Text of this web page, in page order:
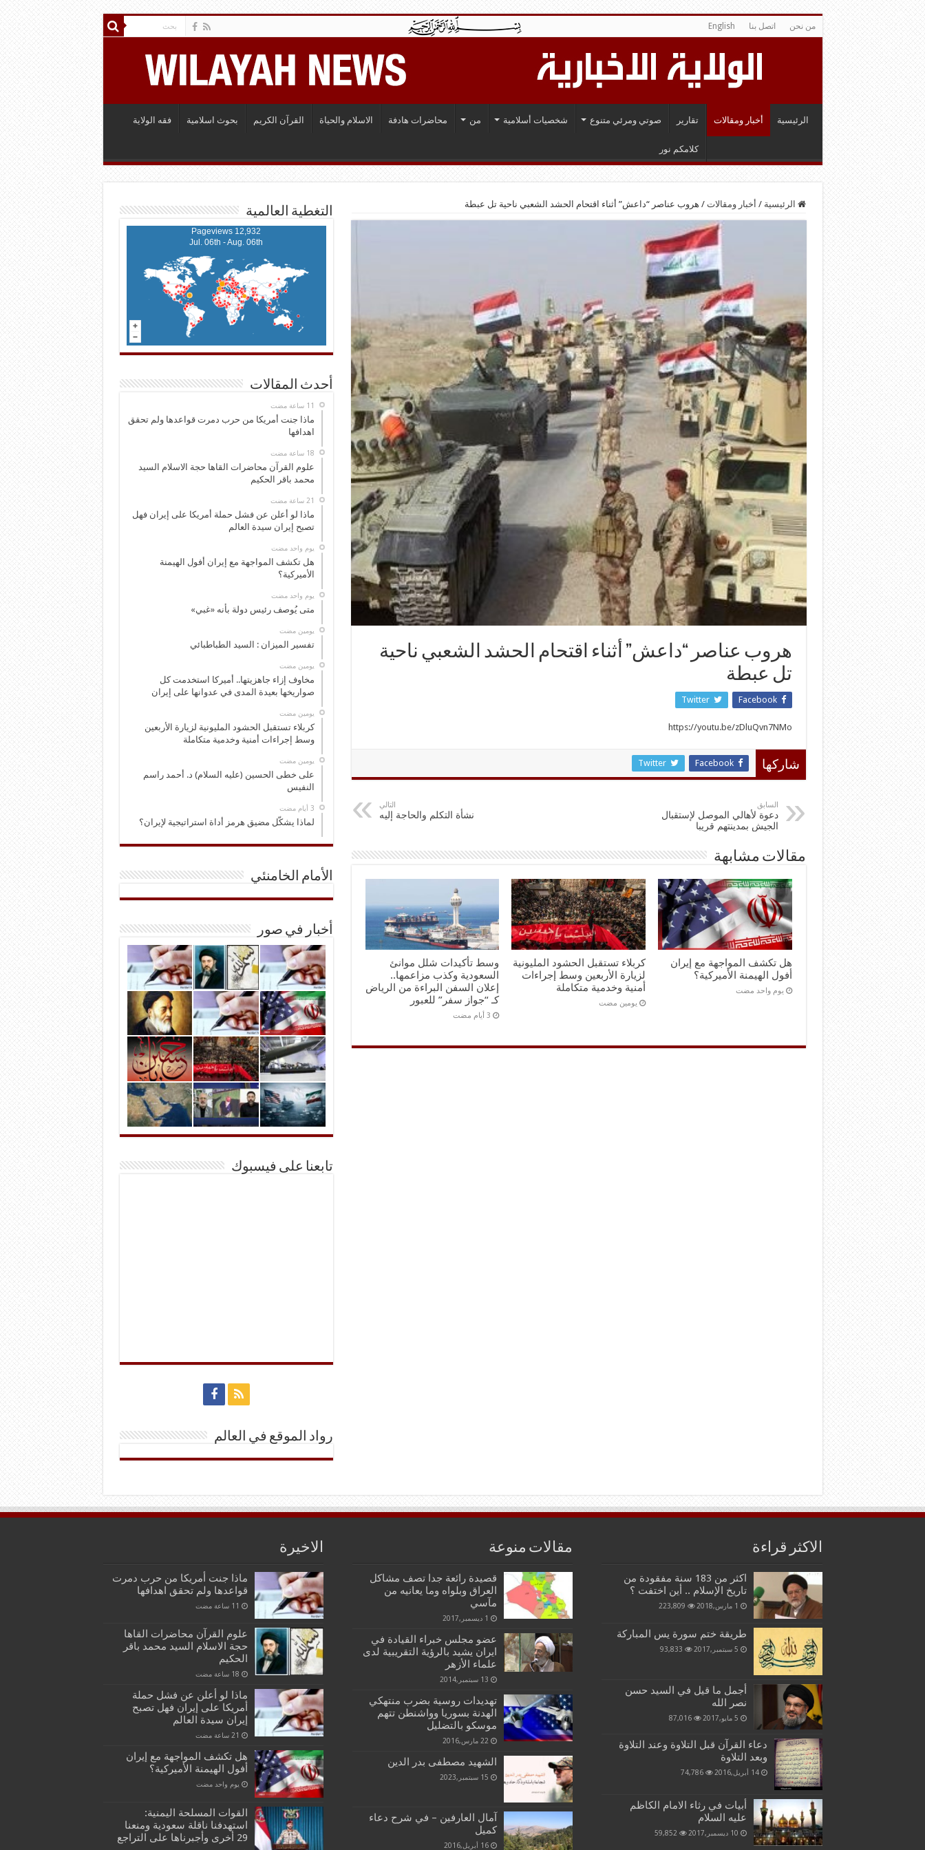
من نحن اتصل بنا English
الرئيسية أخبار ومقالات تقارير صوتي ومرئي متنوع شخصيات أسلامية من محاضرات هادفة الاسلام والحياة القرآن الكريم بحوث اسلامية فقه الولاية
كلامكم نور
الرئيسية / أخبار ومقالات / هروب عناصر “داعش” أثناء اقتحام الحشد الشعبي ناحية تل عبطة
هروب عناصر “داعش” أثناء اقتحام الحشد الشعبي ناحية
تل عبطة
Facebook
Twitter
https://youtu.be/zDluQvn7NMo
شاركها Facebook
Twitter
السابق
دعوة لأهالي الموصل لإستقبال
الجيش بمدينتهم قريبا
التالي
نشأة التكلم والحاجة إليه
مقالات مشابهة
هل تكشف المواجهة مع إيران
أفول الهيمنة الأميركية؟
‏يوم واحد مضت
كربلاء تستقبل الحشود المليونية
لزيارة الأربعين وسط إجراءات
أمنية وخدمية متكاملة
‏يومين مضت
وسط تأكيدات شلل موانئ
السعودية وكذب مزاعمها..
إعلان السفن البراءة من الرياض
كـ “جواز سفر” للعبور
التغطية العالمية
12,932 Pageviews
Jul. 06th - Aug. 06th
أحدث المقالات
ماذا جنت أمريكا من حرب دمرت قواعدها ولم تحقق
اهدافها
علوم القرآن محاضرات القاها حجة الاسلام السيد
محمد باقر الحكيم
ماذا لو أعلن عن فشل حملة أمريكا على إيران فهل
تصبح إيران سيدة العالم
‏يوم واحد مضت
هل تكشف المواجهة مع إيران أفول الهيمنة
الأميركية؟
‏يوم واحد مضت
متى يُوصف رئيس دولة بأنه «غبي»
‏يومين مضت
تفسير الميزان : السيد الطباطبائي
‏يومين مضت
مخاوف إزاء جاهزيتها.. أميركا استخدمت كل
صواريخها بعيدة المدى في عدوانها على إيران
‏يومين مضت
كربلاء تستقبل الحشود المليونية لزيارة الأربعين
وسط إجراءات أمنية وخدمية متكاملة
‏يومين مضت
على خطى الحسين (عليه السلام) د. أحمد راسم
النفيس
لماذا يشكّل مضيق هرمز أداة استراتيجية لإيران؟
الأمام الخامنئي
أخبار في صور
تابعنا على فيسبوك
رواد الموقع في العالم
الاكثر قراءة
اكثر من 183 سنة مفقودة من
تاريخ الإسلام .. أين اختفت ؟
1 مارس,2018 223,809
طريقة ختم سورة يس المباركة
5 سبتمبر,2017 93,833
أجمل ما قيل في السيد حسن
نصر الله
5 مايو,2017 87,016
دعاء القرآن قبل التلاوة وعند التلاوة
وبعد التلاوة
14 أبريل,2016 74,786
أبيات في رثاء الامام الكاظم
عليه السلام
10 ديسمبر,2017 59,852
مقالات منوعة
قصيدة رائعة جدا تصف مشاكل
العراق وبلواه وما يعانيه من
مآسي
1 ديسمبر,2017
عضو مجلس خبراء القيادة في
ايران يشيد بالرؤية التقريبية لدى
علماء الأزهر
13 سبتمبر,2014
تهديدات روسية بضرب منتهكي
الهدنة بسوريا وواشنطن تتهم
موسكو بالتضليل
22 مارس,2016
الشهيد مصطفى بدر الدين
15 سبتمبر,2023
آمال العارفين – في شرح دعاء
كميل
16 أبريل,2016
الاخيرة
ماذا جنت أمريكا من حرب دمرت
قواعدها ولم تحقق اهدافها
علوم القرآن محاضرات القاها
حجة الاسلام السيد محمد باقر
الحكيم
ماذا لو أعلن عن فشل حملة
أمريكا على إيران فهل تصبح
إيران سيدة العالم
هل تكشف المواجهة مع إيران
أفول الهيمنة الأميركية؟
‏يوم واحد مضت
القوات المسلحة اليمنية:
استهدفنا ناقلة سعودية ومنعنا
29 أخرى وأجبرناها على التراجع